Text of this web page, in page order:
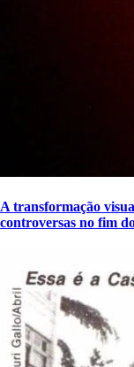
A transformação
controversas no fim